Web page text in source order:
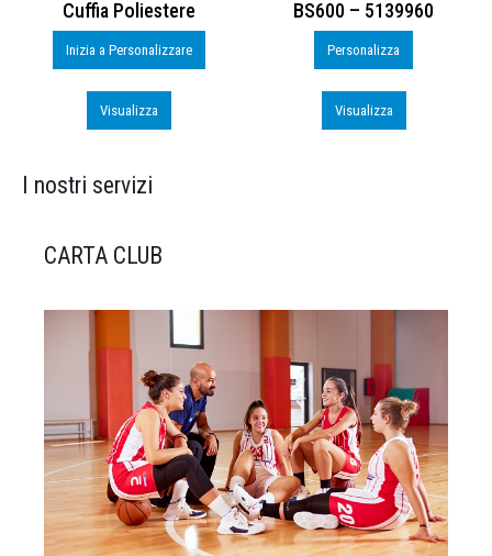
Cuffia Poliestere
Inizia a Personalizzare
Visualizza
BS600 – 5139960
Personalizza
Visualizza
I nostri servizi
CARTA CLUB